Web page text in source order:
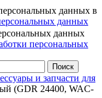
данных в
данных
данных
персональных
и запчасти для
(GDR 24400, WAC-